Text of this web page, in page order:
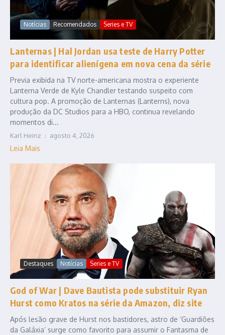
Notícias Recomendados Series e TV
Lanternas | Hal Jordan usa teste de Harry Potter
para identificar alienígena em nova cena da série
Previa exibida na TV norte-americana mostra o experiente
Lanterna Verde de Kyle Chandler testando suspeito com
cultura pop. A promoção de Lanternas (Lanterns), nova
produção da DC Studios para a HBO, continua revelando
momentos di...
Karl Heinz agosto 4, 2026
Leia Mais
Destaques Notícias Series e TV
God of War | Dave Bautista pode substituir Ryan
Hurst como Kratos na série da Amazon, diz site
Após lesão grave de Hurst nos bastidores, astro de ‘Guardiões
da Galáxia’ surge como favorito para assumir o Fantasma de